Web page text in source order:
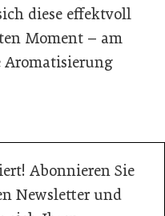
diese effektvoll
Moment – am
Abonnieren Sie
Newsletter und